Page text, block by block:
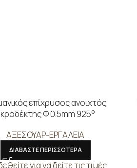
επίχρυσος ανοιχτός
Φ 0.5mm 925°
ΑΞΕΣΟΥΑΡ-ΕΡΓΑΛΕΙΑ
ΔΙΑΒΑΣΤΕ ΠΕΡΙΣΣΟΤΕΡΑ
για να δείτε τις τιμές